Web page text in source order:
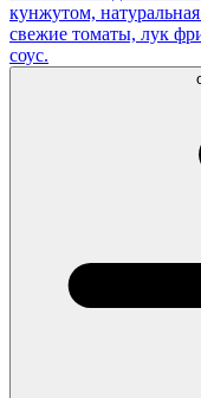
кунжутом,
свежие томаты, лук
соус.